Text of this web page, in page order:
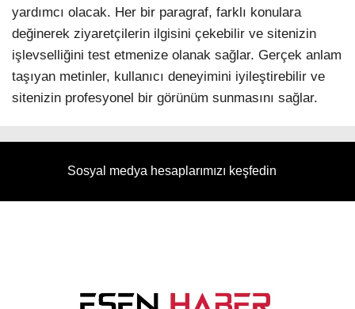
yardımcı olacak. Her bir paragraf, farklı konulara
değinerek ziyaretçilerin ilgisini çekebilir ve sitenizin
işlevselliğini test etmenize olanak sağlar. Gerçek anlam
taşıyan metinler, kullanıcı deneyimini iyileştirebilir ve
sitenizin profesyonel bir görünüm sunmasını sağlar.
Sosyal medya hesaplarımızı keşfedin